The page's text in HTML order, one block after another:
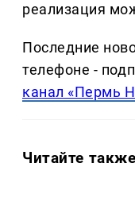
реализация
Последние
телефоне -
канал «Пермь
Читайте